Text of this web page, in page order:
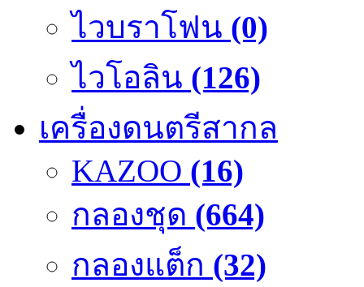
ไวบราโฟน (0)
ไวโอลิน (126)
เครื่องดนตรีสากล
KAZOO (16)
กลองชุด (664)
กลองแต็ก (32)